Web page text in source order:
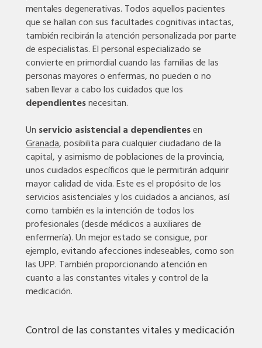
mentales degenerativas. Todos aquellos pacientes
que se hallan con sus facultades cognitivas intactas,
también recibirán la atención personalizada por parte
de especialistas. El personal especializado se
convierte en primordial cuando las familias de las
personas mayores o enfermas, no pueden o no
saben llevar a cabo los cuidados que los
dependientesnecesitan.
Un servicio asistencial a dependientesen
Granada, posibilita para cualquier ciudadano de la
capital, y asimismo de poblaciones de la provincia,
unos cuidados específicos que le permitirán adquirir
mayor calidad de vida. Este es el propósito de los
servicios asistenciales y los cuidados a ancianos, así
como también es la intención de todos los
profesionales (desde médicos a auxiliares de
enfermería). Un mejor estado se consigue, por
ejemplo, evitando afecciones indeseables, como son
las UPP. También proporcionando atención en
cuanto a las constantes vitales y control de la
medicación.
Control de las constantes vitales y medicación